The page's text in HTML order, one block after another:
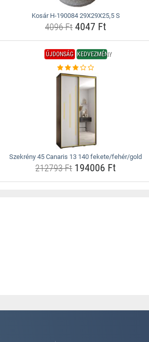
Kosár H-190084 29X29X25,5 S
4096 Ft4047 Ft
ÚJDONSÁG KEDVEZMÉNY
Szekrény 45 Canaris 13 140 fekete/fehér/gold
212793 Ft194006 Ft